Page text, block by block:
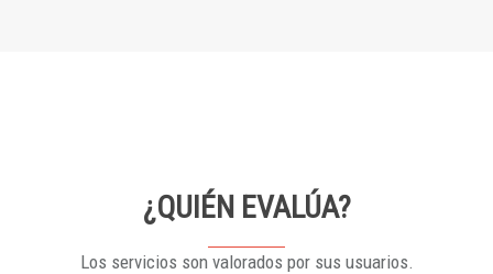
¿QUIÉN EVALÚA?
Los servicios son valorados por sus usuarios.